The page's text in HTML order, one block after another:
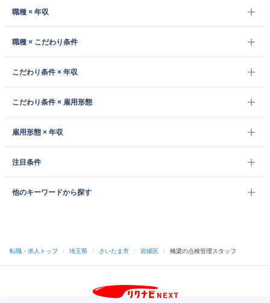
職種 × 年収
職種 × こだわり条件
こだわり条件 × 年収
こだわり条件 × 雇用形態
雇用形態 × 年収
注目条件
他のキーワードから探す
転職・求人トップ / 埼玉県 / さいたま市 / 岩槻区 / 橋梁の点検管理スタッフ